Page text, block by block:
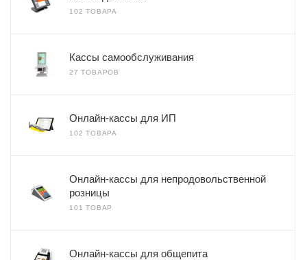
102 ТОВАРА
Кассы самообслуживания
27 ТОВАРОВ
Онлайн-кассы для ИП
102 ТОВАРА
Онлайн-кассы для непродовольственной
розницы
101 ТОВАР
Онлайн-кассы для общепита